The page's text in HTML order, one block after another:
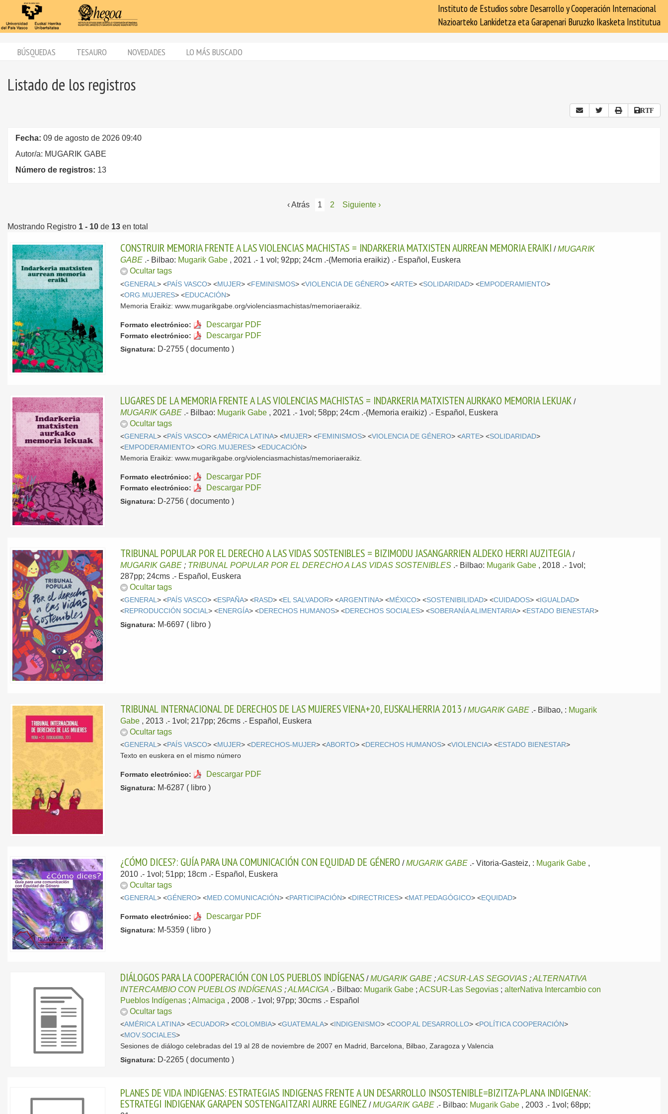
Instituto de Estudios sobre Desarrollo y Cooperación Internacional
Nazioarteko Lankidetza eta Garapenari Buruzko Ikasketa Institutua
BÚSQUEDAS TESAURO NOVEDADES LO MÁS BUSCADO
Listado de los registros
RTF
Fecha: 09 de agosto de 2026 09:40
Autor/a: MUGARIK GABE
Número de registros: 13
‹ Atrás 1 2 Siguiente ›
Mostrando Registro 1 - 10 de 13 en total
CONSTRUIR MEMORIA FRENTE A LAS VIOLENCIAS MACHISTAS = INDARKERIA MATXISTEN AURREAN MEMORIA ERAIKI /MUGARIK
GABE .- Bilbao: Mugarik Gabe , 2021 .- 1 vol; 92pp; 24cm .-(Memoria eraikiz) .- Español, Euskera
Ocultar tags
<GENERAL> <PAÍS VASCO> <MUJER> <FEMINISMOS> <VIOLENCIA DE GÉNERO> <ARTE> <SOLIDARIDAD> <EMPODERAMIENTO>
<ORG.MUJERES> <EDUCACIÓN>
Memoria Eraikiz: www.mugarikgabe.org/violenciasmachistas/memoriaeraikiz.
Formato electrónico: Descargar PDF
Formato electrónico: Descargar PDF
Signatura: D-2755 ( documento )
LUGARES DE LA MEMORIA FRENTE A LAS VIOLENCIAS MACHISTAS = INDARKERIA MATXISTEN AURKAKO MEMORIA LEKUAK /
MUGARIK GABE .- Bilbao: Mugarik Gabe , 2021 .- 1vol; 58pp; 24cm .-(Memoria eraikiz) .- Español, Euskera
Ocultar tags
<GENERAL> <PAÍS VASCO> <AMÉRICA LATINA> <MUJER> <FEMINISMOS> <VIOLENCIA DE GÉNERO> <ARTE> <SOLIDARIDAD>
<EMPODERAMIENTO> <ORG.MUJERES> <EDUCACIÓN>
Memoria Eraikiz: www.mugarikgabe.org/violenciasmachistas/memoriaeraikiz.
Formato electrónico: Descargar PDF
Formato electrónico: Descargar PDF
Signatura: D-2756 ( documento )
TRIBUNAL POPULAR POR EL DERECHO A LAS VIDAS SOSTENIBLES = BIZIMODU JASANGARRIEN ALDEKO HERRI AUZITEGIA /
MUGARIK GABE ; TRIBUNAL POPULAR POR EL DERECHO A LAS VIDAS SOSTENIBLES .- Bilbao: Mugarik Gabe , 2018 .- 1vol;
287pp; 24cms .- Español, Euskera
Ocultar tags
<GENERAL> <PAÍS VASCO> <ESPAÑA> <RASD> <EL SALVADOR> <ARGENTINA> <MÉXICO> <SOSTENIBILIDAD> <CUIDADOS> < IGUALDAD>
<REPRODUCCIÓN SOCIAL> <ENERGÍA> <DERECHOS HUMANOS> <DERECHOS SOCIALES> <SOBERANÍA ALIMENTARIA> <ESTADO BIENESTAR>
Signatura: M-6697 ( libro )
TRIBUNAL INTERNACIONAL DE DERECHOS DE LAS MUJERES VIENA+20, EUSKALHERRIA 2013 /MUGARIK GABE .- Bilbao, : Mugarik
Gabe , 2013 .- 1vol; 217pp; 26cms .- Español, Euskera
Ocultar tags
<GENERAL> <PAÍS VASCO> <MUJER> <DERECHOS-MUJER> <ABORTO> <DERECHOS HUMANOS> <VIOLENCIA> <ESTADO BIENESTAR>
Texto en euskera en el mismo número
Formato electrónico: Descargar PDF
Signatura: M-6287 ( libro )
¿CÓMO DICES?: GUÍA PARA UNA COMUNICACIÓN CON EQUIDAD DE GÉNERO /MUGARIK GABE .-Vitoria-Gasteiz, : Mugarik Gabe ,
2010 .- 1vol; 51pp; 18cm .- Español, Euskera
Ocultar tags
<GENERAL> <GÉNERO> <MED.COMUNICACIÓN> <PARTICIPACIÓN> <DIRECTRICES> <MAT.PEDAGÓGICO> <EQUIDAD>
Formato electrónico: Descargar PDF
Signatura: M-5359 ( libro )
DIÁLOGOS PARA LA COOPERACIÓN CON LOS PUEBLOS INDÍGENAS /MUGARIK GABE ;ACSUR-LAS SEGOVIAS ;ALTERNATIVA
INTERCAMBIO CON PUEBLOS INDÍGENAS ;ALMACIGA .- Bilbao: Mugarik Gabe ;ACSUR-Las Segovias ;alterNativa Intercambio con
Pueblos Indígenas ;Almaciga , 2008 .- 1vol; 97pp; 30cms .- Español
Ocultar tags
<AMÉRICA LATINA> <ECUADOR> <COLOMBIA> <GUATEMALA> < INDIGENISMO> <COOP.AL DESARROLLO> <POLÍTICA COOPERACIÓN>
<MOV.SOCIALES>
Sesiones de diálogo celebradas del 19 al 28 de noviembre de 2007 en Madrid, Barcelona, Bilbao, Zaragoza y Valencia
Signatura: D-2265 ( documento )
PLANES DE VIDA INDIGENAS: ESTRATEGIAS INDIGENAS FRENTE A UN DESARROLLO INSOSTENIBLE=BIZITZA-PLANA INDIGENAK:
ESTRATEGI INDIGENAK GARAPEN SOSTENGAITZARI AURRE EGINEZ /MUGARIK GABE .- Bilbao: Mugarik Gabe , 2003 .- 1vol; 68pp;